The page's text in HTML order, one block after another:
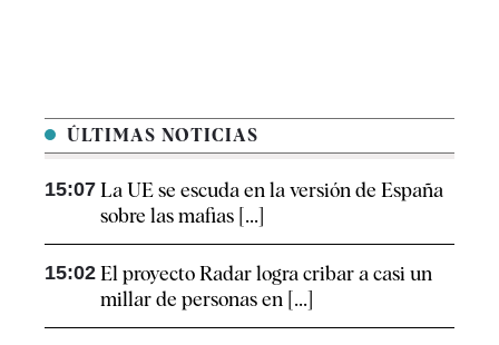
ÚLTIMAS NOTICIAS
15:07 La UE se escuda en la versión de España
sobre las mafias [...]
15:02 El proyecto Radar logra cribar a casi un
millar de personas en [...]